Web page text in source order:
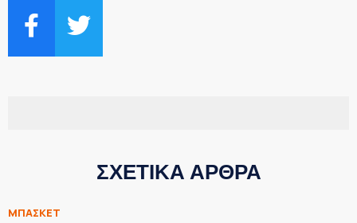
ΣΧΕΤΙΚΑ ΑΡΘΡΑ
ΜΠΑΣΚΕΤ